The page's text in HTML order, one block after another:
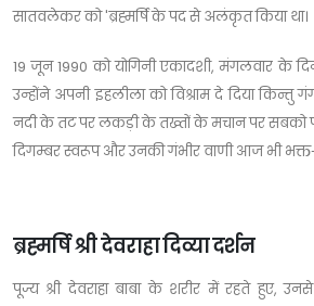
सातवलेकर को 'ब्रह्मर्षि के पद से अलंकृत किया था।
19 जून 1990 को योगिनी एकादशी, मंगलवार के
उन्होंने अपनी इहलीला को विश्राम दे दिया किन्तु
नदी के तट पर लकड़ी के तख्तों के मचान पर सबको
दिगम्बर स्वरूप और उनकी गंभीर वाणी आज भी
ब्रह्मर्षि श्री देवराहा दिव्या दर्शन
पूज्य श्री देवराहा बाबा के शरीर में रहते हुए,